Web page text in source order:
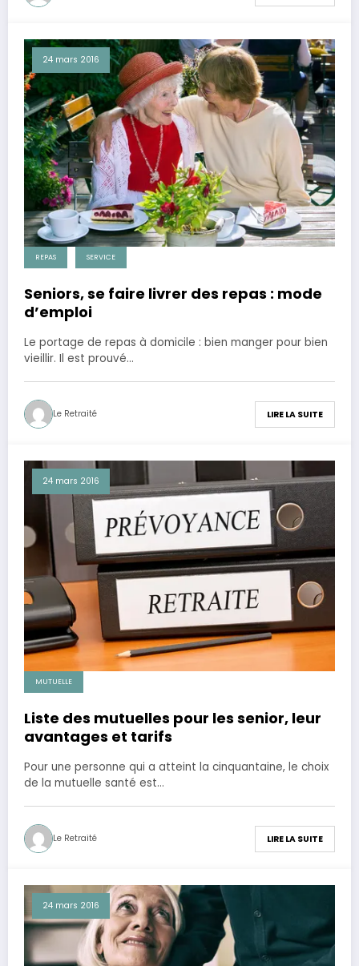
24 mars 2016
REPAS SERVICE
Seniors, se faire livrer des repas : mode
d’emploi
Le portage de repas à domicile : bien manger pour bien
vieillir. Il est prouvé…
Le Retraité LIRE LA SUITE
24 mars 2016
MUTUELLE
Liste des mutuelles pour les senior, leur
avantages et tarifs
Pour une personne qui a atteint la cinquantaine, le choix
de la mutuelle santé est…
Le Retraité LIRE LA SUITE
24 mars 2016